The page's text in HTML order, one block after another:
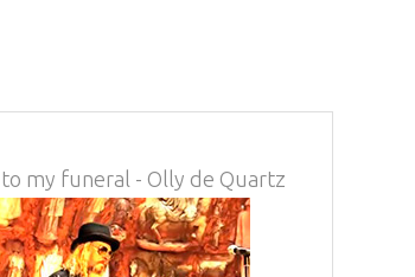
my funeral - Olly de Quartz